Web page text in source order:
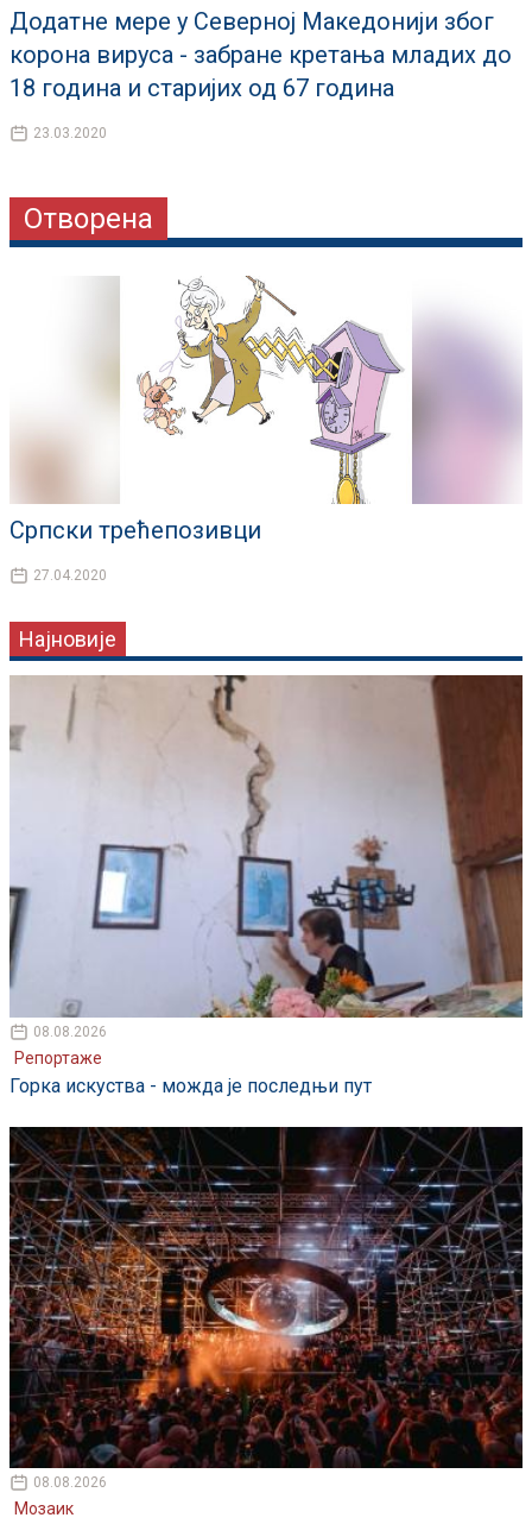
Додатне мере у Северној Македонији због
корона вируса - забране кретања младих до
18 година и старијих од 67 година
23.03.2020
Отворена
Српски трећепозивци
27.04.2020
Најновије
08.08.2026
Репортаже
Горка искуства - можда је последњи пут
08.08.2026
Мозаик